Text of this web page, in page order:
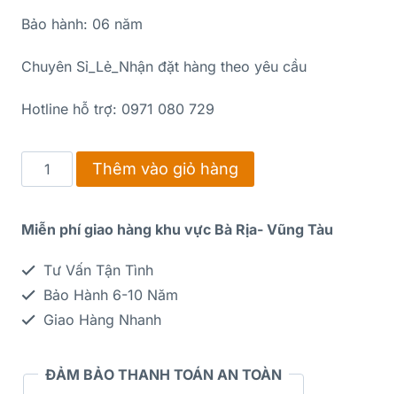
Bảo hành: 06 năm
Chuyên Sỉ_Lẻ_Nhận đặt hàng theo yêu cầu
Hotline hỗ trợ: 0971 080 729
Thêm vào giỏ hàng
Miễn phí giao hàng khu vực Bà Rịa- Vũng Tàu
Tư Vấn Tận Tình
Bảo Hành 6-10 Năm
Giao Hàng Nhanh
ĐẢM BẢO THANH TOÁN AN TOÀN